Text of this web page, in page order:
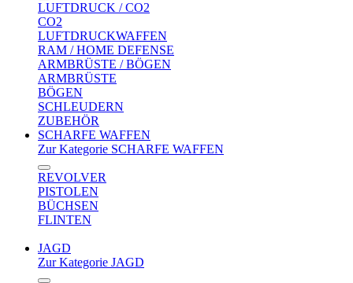
LUFTDRUCK / CO2
CO2
LUFTDRUCKWAFFEN
RAM / HOME DEFENSE
ARMBRÜSTE / BÖGEN
ARMBRÜSTE
BÖGEN
SCHLEUDERN
ZUBEHÖR
SCHARFE WAFFEN
Zur Kategorie SCHARFE WAFFEN
REVOLVER
PISTOLEN
BÜCHSEN
FLINTEN
JAGD
Zur Kategorie JAGD